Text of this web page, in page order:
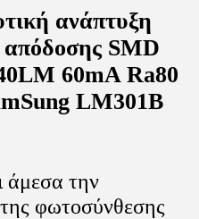
ανάπτυξη
SMD
60mA Ra80
LM301B
άμεσα την
φωτοσύνθεσης